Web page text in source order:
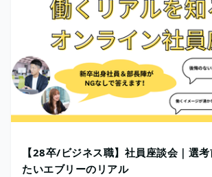
【28卒/ビジネス職】社員座談会｜選
たいエブリーのリアル